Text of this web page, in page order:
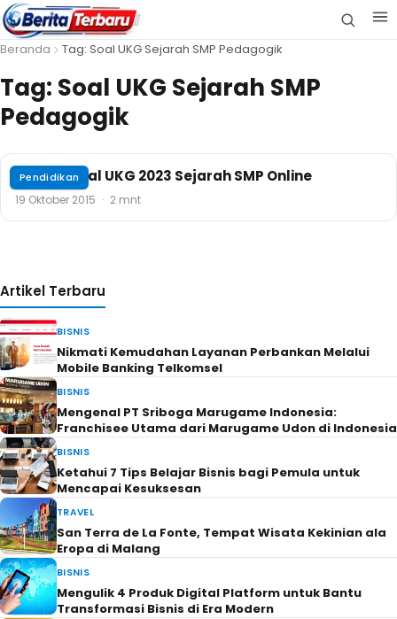
Beranda Tag: Soal UKG Sejarah SMP Pedagogik
Tag: Soal UKG Sejarah SMP
Pedagogik
Pendidikan
Contoh Soal UKG 2023 Sejarah SMP Online
19 Oktober 2015 · 2 mnt
Artikel Terbaru
BISNIS
Nikmati Kemudahan Layanan Perbankan Melalui
Mobile Banking Telkomsel
BISNIS
Mengenal PT Sriboga Marugame Indonesia:
Franchisee Utama dari Marugame Udon di Indonesia
BISNIS
Ketahui 7 Tips Belajar Bisnis bagi Pemula untuk
Mencapai Kesuksesan
TRAVEL
San Terra de La Fonte, Tempat Wisata Kekinian ala
Eropa di Malang
BISNIS
Mengulik 4 Produk Digital Platform untuk Bantu
Transformasi Bisnis di Era Modern